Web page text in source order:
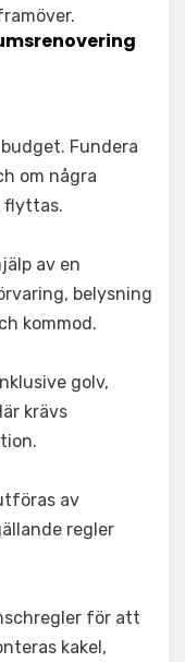
Fundera
om några
flyttas.
av en
belysning
kommod.
golv,
krävs
av
regler
för att
kakel,